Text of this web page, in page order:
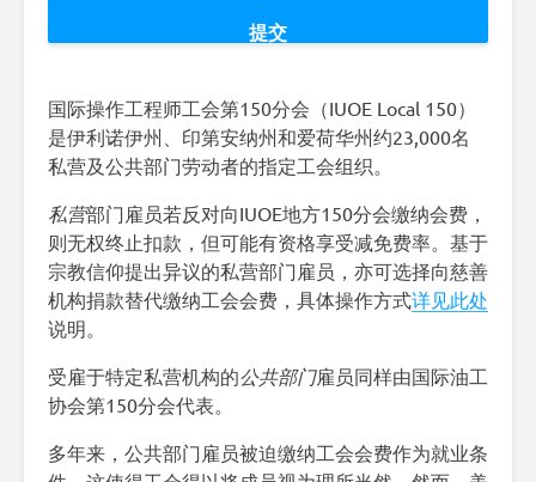
国际操作工程师工会第150分会（IUOE Local 150）
是伊利诺伊州、印第安纳州和爱荷华州约23,000名
私营及公共部门劳动者的指定工会组织。
私营部门雇员若反对向IUOE地方150分会缴纳会费，
则无权终止扣款，但可能有资格享受减免费率。基于
宗教信仰提出异议的私营部门雇员，亦可选择向慈善
机构捐款替代缴纳工会会费，具体操作方式详见此处
说明。
受雇于特定私营机构的公共部门雇员同样由国际油工
协会第150分会代表。
多年来，公共部门雇员被迫缴纳工会会费作为就业条